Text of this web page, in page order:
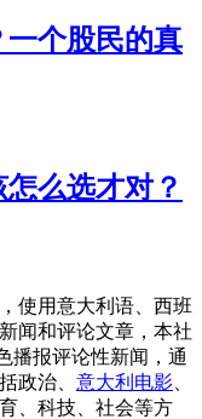
一个股民的真
么选才对？
使用意大利语、西班
闻和评论文章，本社
播报评论性新闻，通
政治、 意大利电影
、科技、社会等方